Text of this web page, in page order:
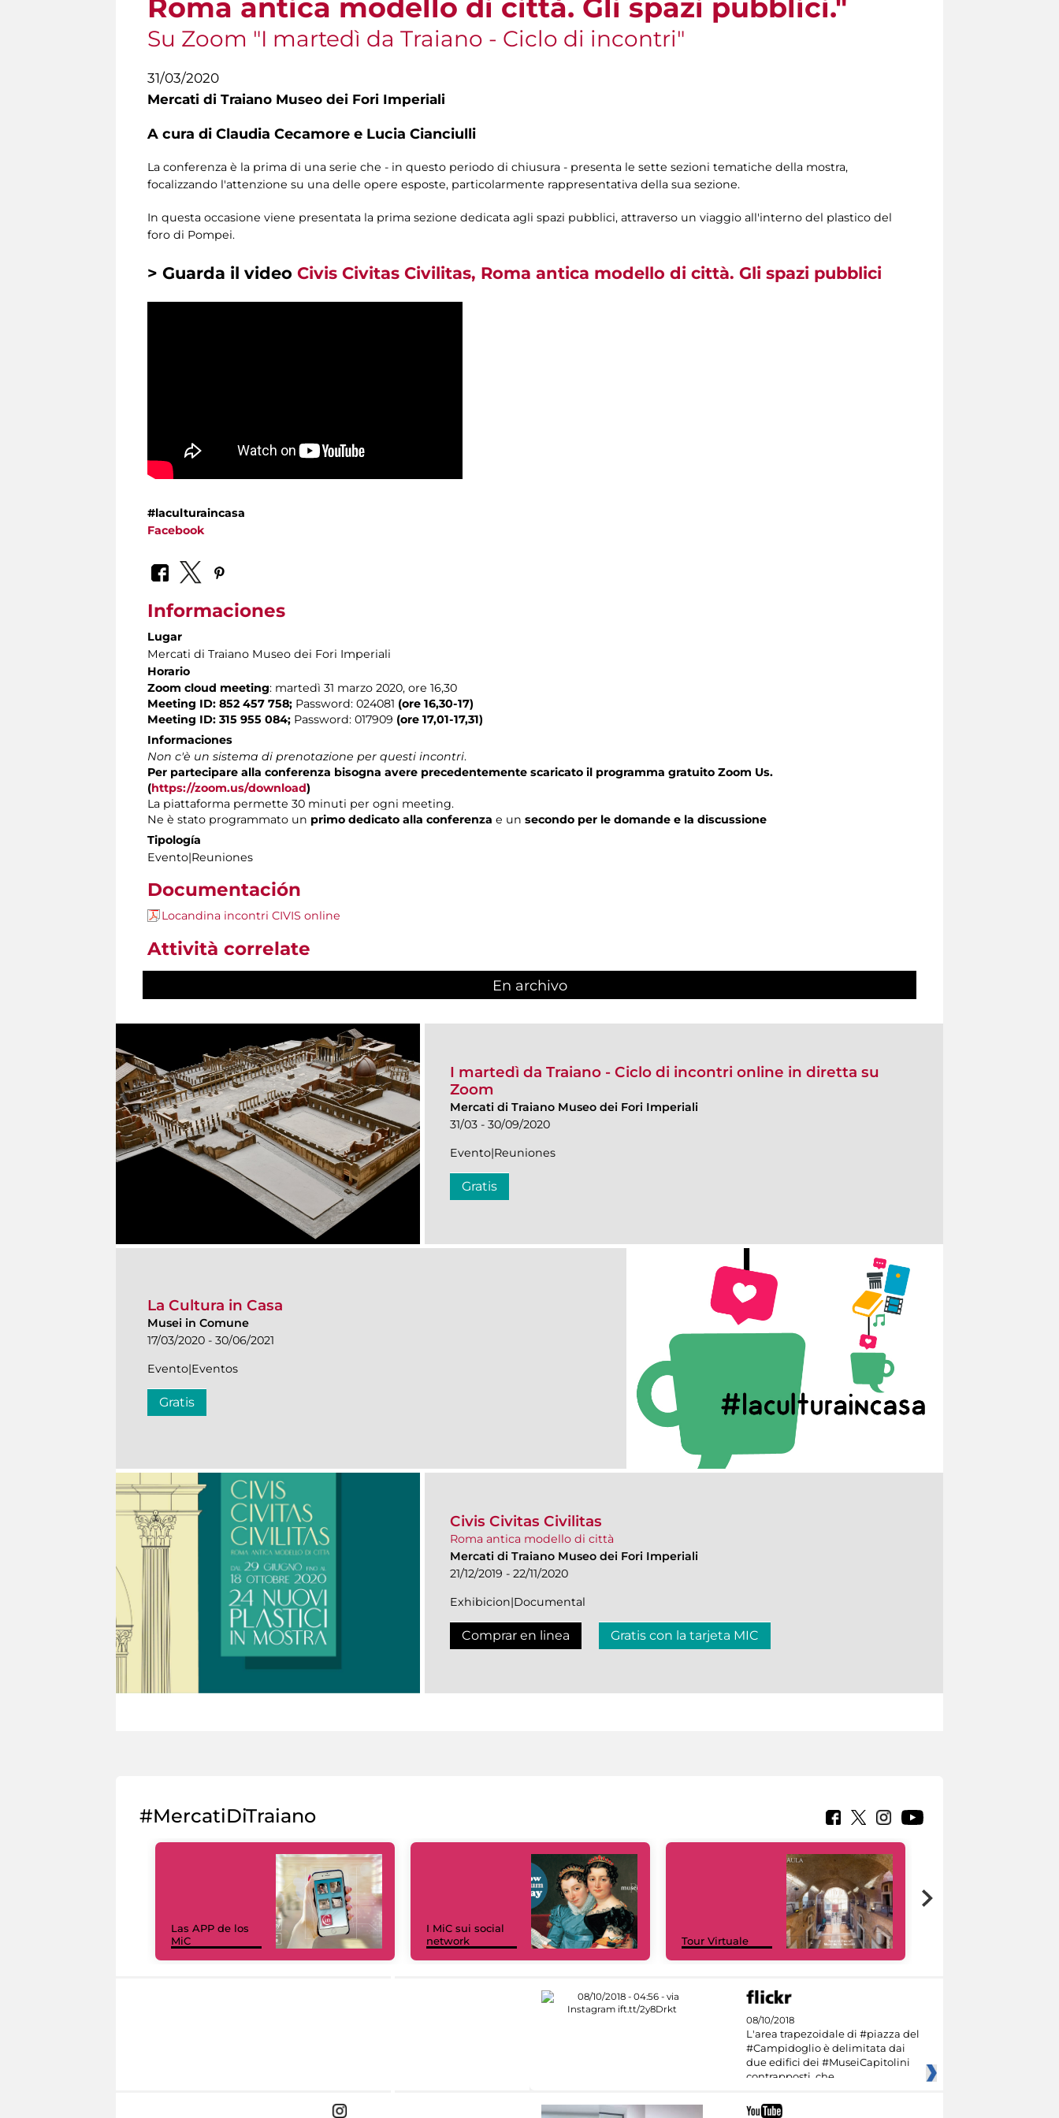
Roma antica modello di città. Gli spazi pubblici."
Su Zoom "I martedì da Traiano - Ciclo di incontri"
31/03/2020
Mercati di Traiano Museo dei Fori Imperiali
A cura di Claudia Cecamore e Lucia Cianciulli
La conferenza è la prima di una serie che - in questo periodo di chiusura - presenta le sette sezioni tematiche della mostra,
focalizzando l'attenzione su una delle opere esposte, particolarmente rappresentativa della sua sezione.
In questa occasione viene presentata la prima sezione dedicata agli spazi pubblici, attraverso un viaggio all'interno del plastico del
foro di Pompei.
> Guarda il video Civis Civitas Civilitas, Roma antica modello di città. Gli spazi pubblici
#laculturaincasa
Facebook
Informaciones
Lugar
Mercati di Traiano Museo dei Fori Imperiali
Horario
Zoom cloud meeting: martedì 31 marzo 2020, ore 16,30
Meeting ID: 852 457 758; Password: 024081 (ore 16,30-17)
Meeting ID: 315 955 084; Password: 017909 (ore 17,01-17,31)
Informaciones
Non c'è un sistema di prenotazione per questi incontri.
Per partecipare alla conferenza bisogna avere precedentemente scaricato il programma gratuito Zoom Us.
(https://zoom.us/download)
La piattaforma permette 30 minuti per ogni meeting.
Ne è stato programmato un primo dedicato alla conferenza e un secondo per le domande e la discussione
Tipología
Evento|Reuniones
Documentación
Locandina incontri CIVIS online
Attività correlate
En archivo
I martedì da Traiano - Ciclo di incontri online in diretta su
Zoom
Mercati di Traiano Museo dei Fori Imperiali
31/03 - 30/09/2020
Evento|Reuniones
Gratis
La Cultura in Casa
Musei in Comune
17/03/2020 - 30/06/2021
Evento|Eventos
Gratis
Civis Civitas Civilitas
Roma antica modello di città
Mercati di Traiano Museo dei Fori Imperiali
21/12/2019 - 22/11/2020
Exhibicion|Documental
Comprar en linea Gratis con la tarjeta MIC
#MercatiDiTraiano
Las APP de los
MiC
I MiC sui social
network
Tour Virtuale
08/10/2018
L'area trapezoidale di #piazza del
#Campidoglio è delimitata dai
due edifici dei #MuseiCapitolini
contrapposti, che